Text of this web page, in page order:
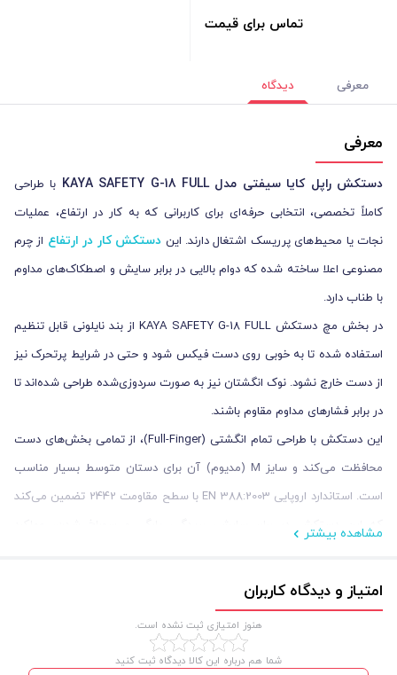
تماس برای قیمت
معرفی دیدگاه
معرفی
دستکش راپل کایا سیفتی مدل KAYA SAFETY G-18 FULL
با طراحی
کاملاً تخصصی، انتخابی حرفه‌ای برای کاربرانی که به کار در ارتفاع، عملیات
نجات یا محیط‌های پرریسک اشتغال دارند. این دستکش کار در ارتفاع از چرم
مصنوعی اعلا ساخته شده که دوام بالایی در برابر سایش و اصطکاک‌های مداوم
با طناب دارد.
در بخش مچ دستکش KAYA SAFETY G-18 FULL از بند نایلونی قابل تنظیم
استفاده شده تا به خوبی روی دست فیکس شود و حتی در شرایط پرتحرک نیز
از دست خارج نشود. نوک انگشتان نیز به صورت سردوزی‌شده طراحی شده‌اند تا
در برابر فشارهای مداوم مقاوم باشند.
این دستکش با طراحی تمام انگشتی (Full-Finger)، از تمامی بخش‌های دست
محافظت می‌کند و سایز M (مدیوم) آن برای دستان متوسط بسیار مناسب
است. استاندارد اروپایی EN 388:2003 با سطح مقاومت 2442 تضمین می‌کند
که این دستکش در برابر سایش، بریدگی، پارگی و سوراخ شدن، عملکرد
مشاهده بیشتر
امتیاز و دیدگاه کاربران
هنوز امتیازی ثبت نشده است.
شما هم درباره این کالا دیدگاه ثبت کنید